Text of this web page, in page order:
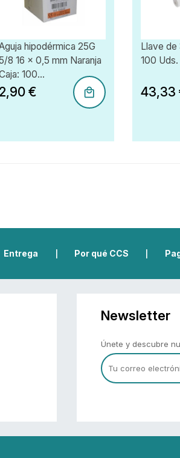
hipodérmica 25G
8 16 x 0,5 mm Naranja
100...
2,90 €
Llave de
100
43,33
Entrega Por qué CCS
Newsletter
Únete y descubre